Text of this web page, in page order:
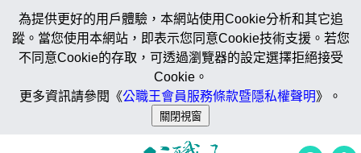
為提供更好的用戶體驗，本網站使用Cookie分析和其它追
蹤。當您使用本網站，即表示您同意Cookie技術支援。若您
不同意Cookie的存取，可透過瀏覽器的設定選擇拒絕接受
Cookie。
更多資訊請參閱《公職王會員服務條款暨隱私權聲明》。